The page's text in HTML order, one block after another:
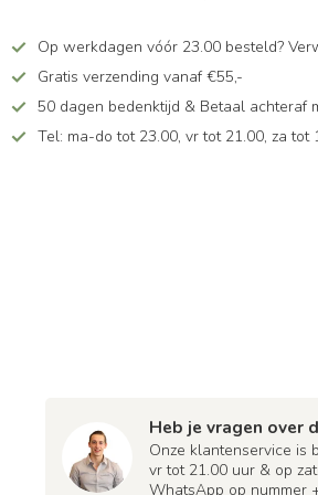
Op werkdagen vóór 23.00 besteld?
Gratis verzending vanaf €55,-
50 dagen bedenktijd & Betaal achteraf
Tel: ma-do tot 23.00, vr tot 21.00, za tot
Heb je vragen over
Onze klantenservice is
vr tot 21.00 uur & op
WhatsApp op nummer